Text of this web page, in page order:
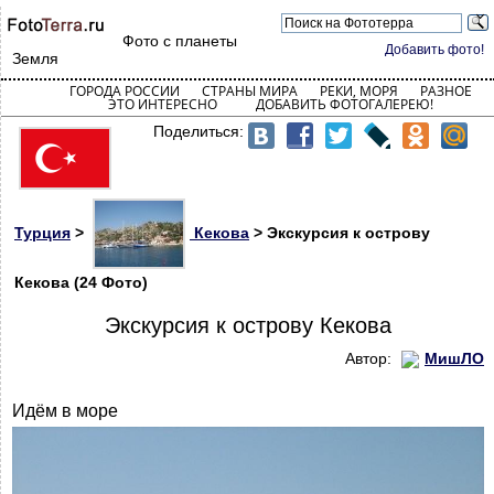
Добавить фото!
Фото с планеты
Земля
ГОРОДА РОССИИ СТРАНЫ МИРА РЕКИ, МОРЯ РАЗНОЕ
ЭТО ИНТЕРЕСНО ДОБАВИТЬ ФОТОГАЛЕРЕЮ!
Поделиться:
Турция > Кекова > Экскурсия к острову
Кекова (24 Фото)
Экскурсия к острову Кекова
Автор: МишЛО
Идём в море